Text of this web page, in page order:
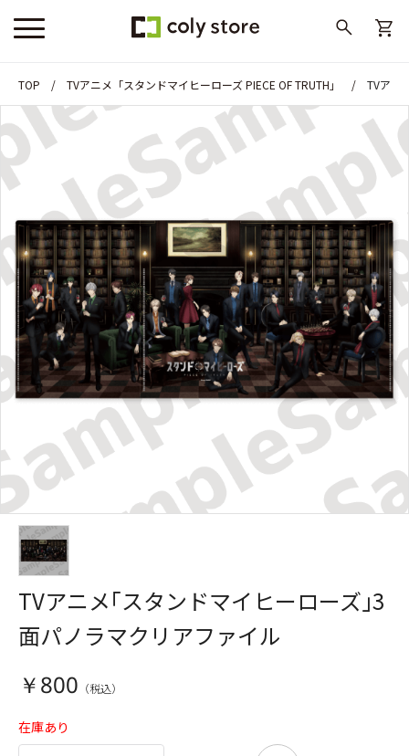
TOP TVアニメ「スタンドマイヒーローズ PIECE OF TRUTH」 TVアニ
TVアニメ｢スタンドマイヒーローズ｣3
面パノラマクリアファイル
￥800
在庫あり